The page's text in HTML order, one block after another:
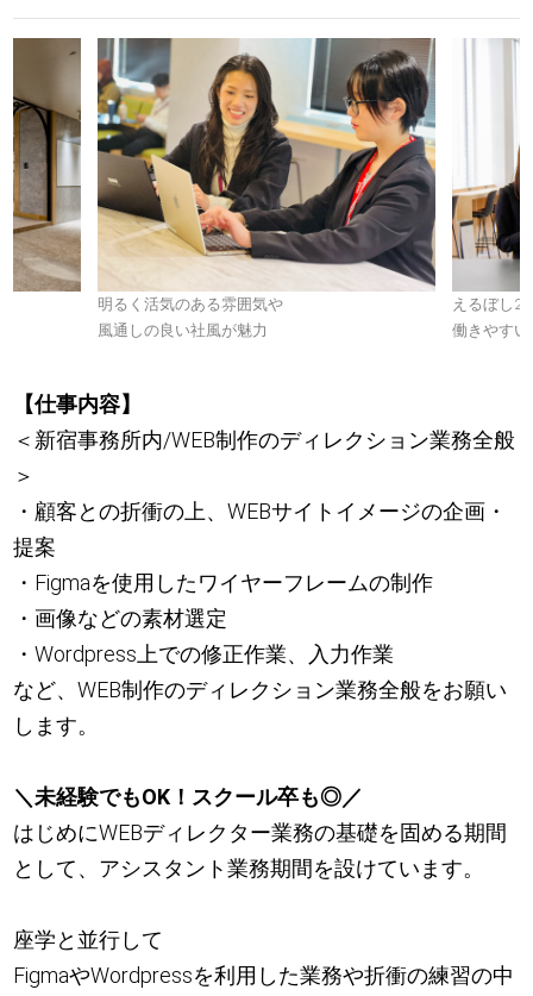
明るく活気のある雰囲気や
風通しの良い社風が魅力
えるぼし2
働きやす
【仕事内容】
＜新宿事務所内/WEB制作のディレクション業務全般
＞
・顧客との折衝の上、WEBサイトイメージの企画・
提案
・Figmaを使用したワイヤーフレームの制作
・画像などの素材選定
・Wordpress上での修正作業、入力作業
など、WEB制作のディレクション業務全般をお願い
します。
＼未経験でもOK！スクール卒も◎／
はじめにWEBディレクター業務の基礎を固める期間
として、アシスタント業務期間を設けています。
座学と並行して
FigmaやWordpressを利用した業務や折衝の練習の中